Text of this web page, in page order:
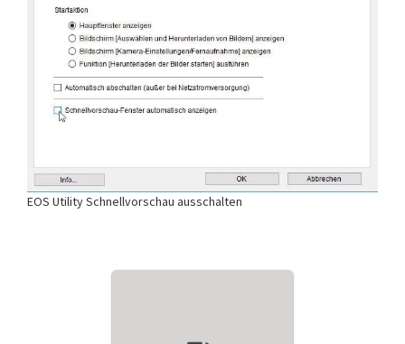
EOS Utility Schnellvorschau ausschalten